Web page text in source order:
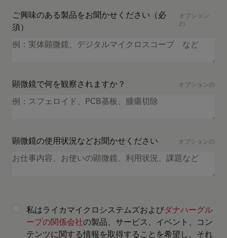
ご興味のある製品をお聞かせください（必
須）
オプション
の
顕微鏡で何を観察されますか？ オプションの
顕微鏡の使用状況などお聞かせください オプションの
私はライカマイクロシステムズおよびダナハーグル
ープの関係会社の製品、サービス、イベント、コン
テンツに関する情報を取得することを希望し、それ